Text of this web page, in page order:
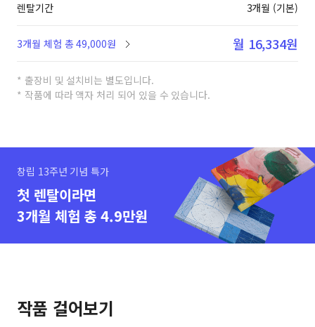
렌탈기간 3개월 (기본)
3개월 체험 총 49,000원 월 16,334원
* 출장비 및 설치비는 별도입니다.
* 작품에 따라 액자 처리 되어 있을 수 있습니다.
창립 13주년 기념 특가
첫 렌탈이라면
3개월 체험 총 4.9만원
작품 걸어보기